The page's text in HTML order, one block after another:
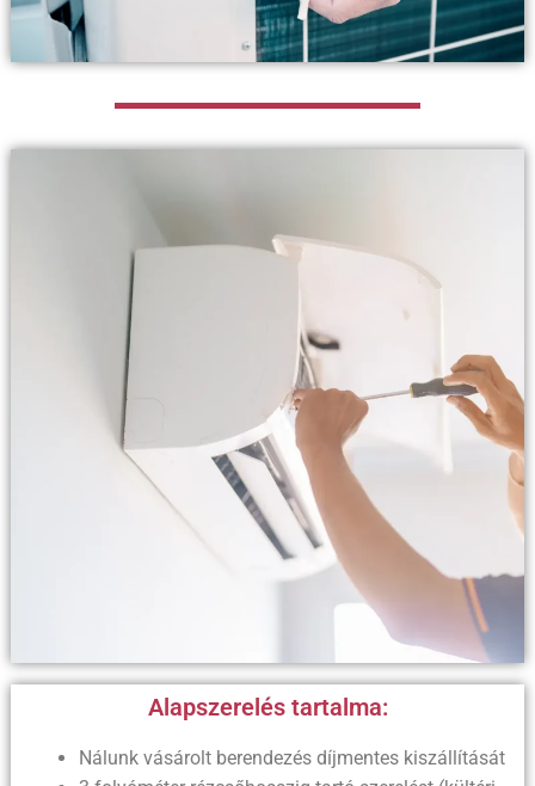
Alapszerelés tartalma:
Nálunk vásárolt berendezés díjmentes kiszállítását